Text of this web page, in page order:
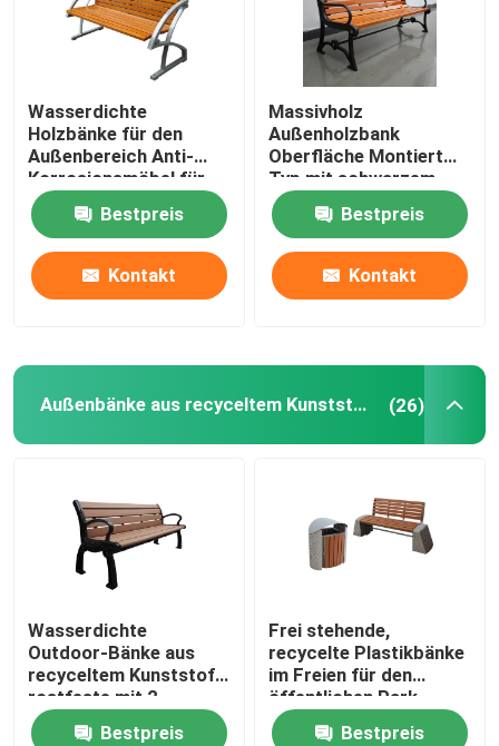
Außenmöbel nach Maß
Wasserdichte
Holzbänke für den
Außenbereich Anti-
Korrosionsmöbel für
Campus-Schulen
Bestpreis
Kontakt
Massivholz
Außenholzbank
Oberfläche Montiert
Typ mit schwarzem
Stahlrahmen
Bestpreis
Kontakt
Außenbänke aus recyceltem Kunststoff (26)
Wasserdichte
Outdoor-Bänke aus
recyceltem Kunststoff,
rostfeste mit 2
Sitzplätzen
Bestpreis
Frei stehende,
recycelte Plastikbänke
im Freien für den
öffentlichen Park
Bestpreis